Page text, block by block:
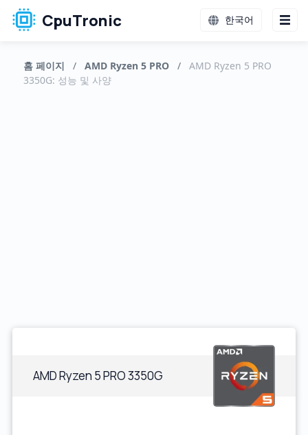
CpuTronic 한국어
홈 페이지 / AMD Ryzen 5 PRO /
AMD Ryzen 5 PRO
3350G: 성능 및 사양
AMD Ryzen 5 PRO 3350G